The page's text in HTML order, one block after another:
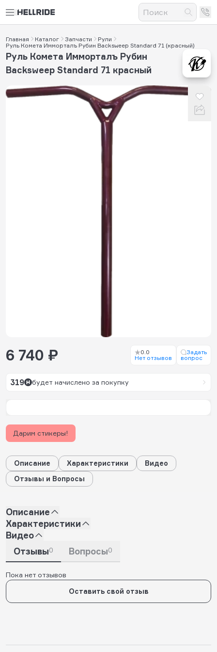
Главная Каталог Запчасти
Рули
Руль Комета Имморталъ Рубин Backsweep Standard 71 (красный)
Руль Комета Имморталъ Рубин
Backsweep Standard 71 красный
6 740 ₽
0.0
Нет отзывов
Задать
вопрос
319 будет начислено за покупку
Дарим стикеры!
Описание Характеристики
Видео
Отзывы и Вопросы
Описание
Характеристики
Видео
Отзывы0 Вопросы0
Пока нет отзывов
Оставить свой отзыв